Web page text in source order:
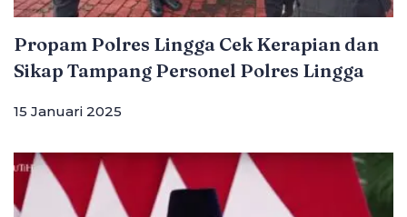
Propam Polres Lingga Cek Kerapian dan
Sikap Tampang Personel Polres Lingga
15 Januari 2025